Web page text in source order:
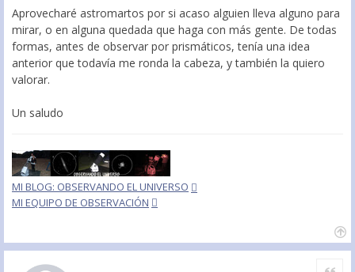
Aprovecharé astromartos por si acaso alguien lleva alguno para
mirar, o en alguna quedada que haga con más gente. De todas
formas, antes de observar por prismáticos, tenía una idea
anterior que todavía me ronda la cabeza, y también la quiero
valorar.
Un saludo
MI BLOG: OBSERVANDO EL UNIVERSO
MI EQUIPO DE OBSERVACIÓN
Citar